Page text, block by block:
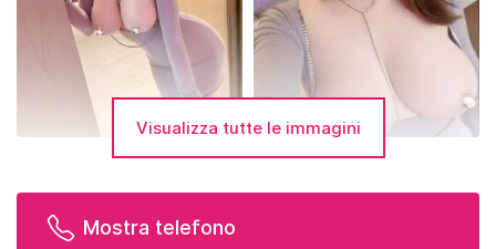
Visualizza tutte le immagini
Mostra telefono